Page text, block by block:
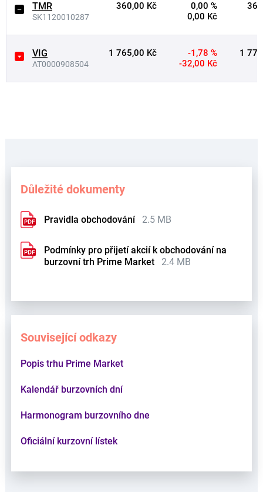
TMR
SK1120010287
360,00 Kč
0,00 %
0,00 Kč
VIG
AT0000908504
1 765,00 Kč
-1,78 %
-32,00 Kč
1
Důležité dokumenty
Pravidla obchodování 2.5 MB
Podmínky pro přijetí akcií k obchodování na
burzovní trh Prime Market
2.4 MB
Související odkazy
Popis trhu Prime Market
Kalendář burzovních dní
Harmonogram burzovního dne
Oficiální kurzovní lístek